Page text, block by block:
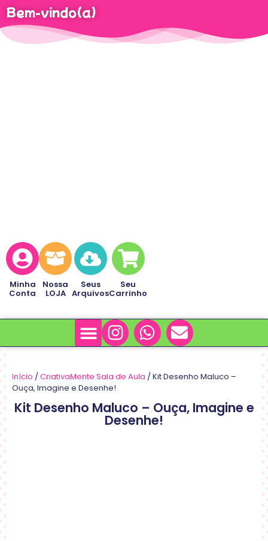
Bem-vindo(a)
Minha
Conta
Nossa
LOJA
Seus
Arquivos
Seu
Carrinho
Início /CriativaMente Sala de Aula / Kit Desenho Maluco –
Ouça, Imagine e Desenhe!
Kit Desenho Maluco – Ouça, Imagine e
Desenhe!